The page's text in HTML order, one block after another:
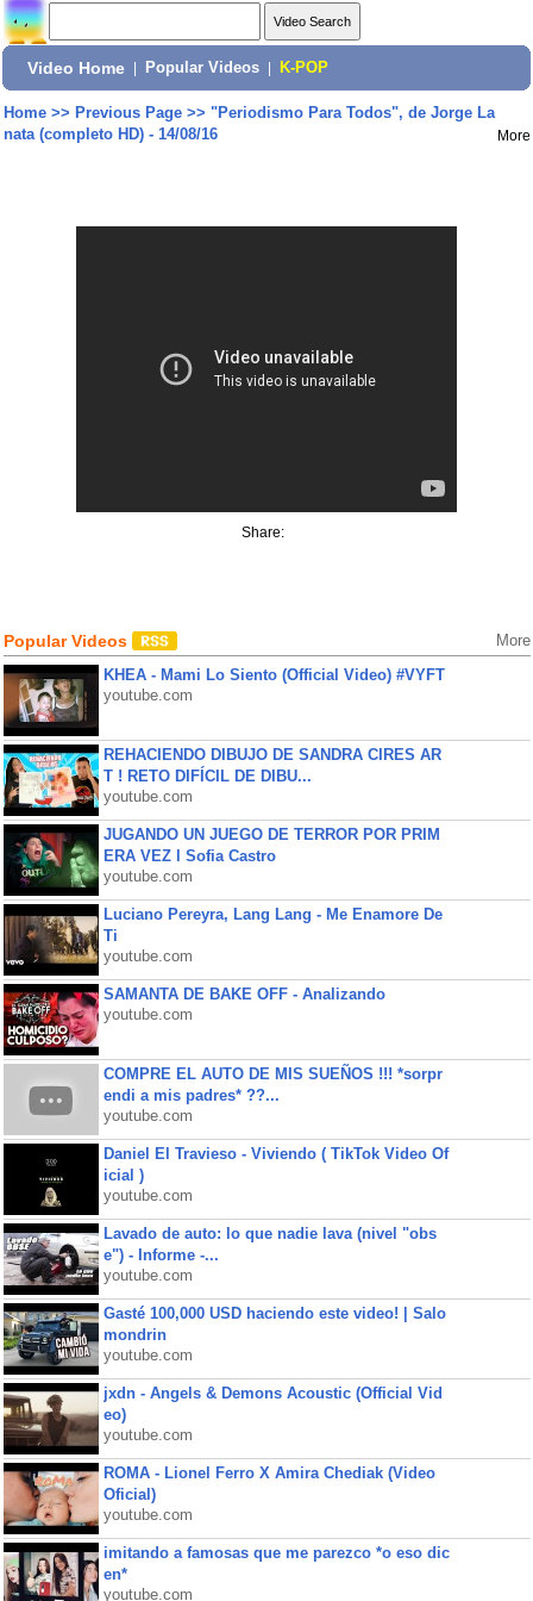
Video Home Popular Videos K-POP
Home>> Previous Page>> "Periodismo Para Todos", de Jorge La
nata (completo HD) - 14/08/16
More
Share:
Popular Videos More
KHEA - Mami Lo Siento (Official Video) #VYFT
youtube.com
REHACIENDO DIBUJO DE SANDRA CIRES AR
T ! RETO DIFÍCIL DE DIBU...
youtube.com
JUGANDO UN JUEGO DE TERROR POR PRIM
ERA VEZ l Sofia Castro
youtube.com
Luciano Pereyra, Lang Lang - Me Enamore De
Ti
youtube.com
SAMANTA DE BAKE OFF - Analizando
youtube.com
COMPRE EL AUTO DE MIS SUEÑOS !!! *sorpr
endi a mis padres* ??...
youtube.com
Daniel El Travieso - Viviendo ( TikTok Video Of
icial )
youtube.com
Lavado de auto: lo que nadie lava (nivel "obs
e") - Informe -...
youtube.com
Gasté 100,000 USD haciendo este video! | Salo
mondrin
youtube.com
jxdn - Angels & Demons Acoustic (Official Vid
eo)
youtube.com
ROMA - Lionel Ferro X Amira Chediak (Video
Oficial)
youtube.com
imitando a famosas que me parezco *o eso dic
en*
youtube.com